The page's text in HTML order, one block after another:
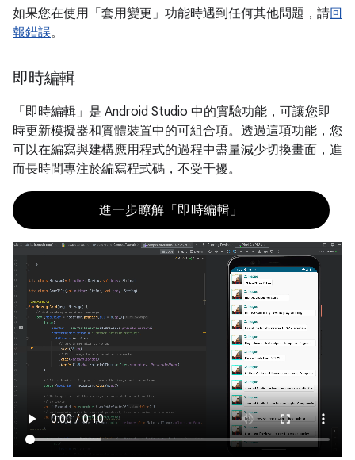
如果您在使用「套用變更」功能時遇到任何其他問題，請回
報錯誤。
即時編輯
「即時編輯」是 Android Studio 中的實驗功能，可讓您即
時更新模擬器和實體裝置中的可組合項。透過這項功能，您
可以在編寫與建構應用程式的過程中盡量減少切換畫面，進
而長時間專注於編寫程式碼，不受干擾。
進一步瞭解「即時編輯」